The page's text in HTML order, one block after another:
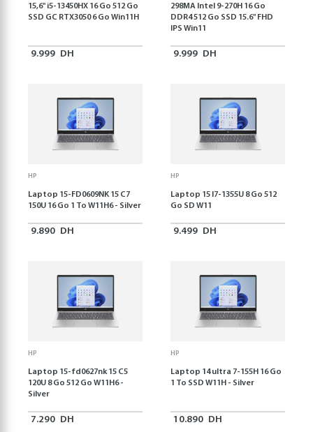
15,6'' i5-13450HX 16 Go 512 Go
SSD GC RTX3050 6 Go Win11H
9.999 DH
298MA Intel 9-270H 16 Go
DDR4 512 Go SSD 15.6" FHD
IPS Win11
9.999 DH
HP
Laptop 15-FD0609NK 15 C7
150U 16 Go 1 To W11H6 - Silver
9.890 DH
HP
Laptop 15 I7-1355U 8 Go 512
Go SD W11
9.499 DH
HP
Laptop 15-fd0627nk 15 C5
120U 8 Go 512 Go W11H6 -
Silver
7.290 DH
HP
Laptop 14 ultra 7-155H 16 Go
1 To SSD W11H - Silver
10.890 DH